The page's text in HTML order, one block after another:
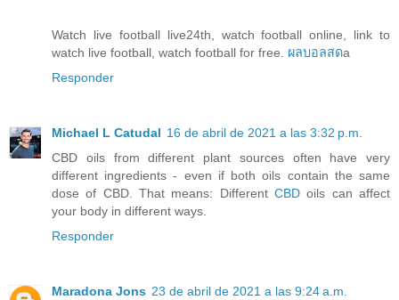
Watch live football live24th, watch football online, link to
watch live football, watch football for free. ผลบอลสดa
Responder
Michael L Catudal 16 de abril de 2021 a las 3:32 p.m.
CBD oils from different plant sources often have very
different ingredients - even if both oils contain the same
dose of CBD. That means: Different CBD oils can affect
your body in different ways.
Responder
Maradona Jons 23 de abril de 2021 a las 9:24 a.m.